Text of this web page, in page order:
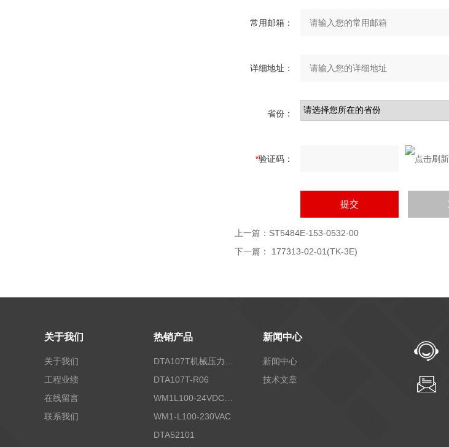
常用邮箱：
详细地址：
省份：
*验证码：
上一篇： ST5484E-153-0532-00
下一篇： 177313-02-01(TK-3E)
关于我们
关于我们
工程业绩
在线留言
联系我们
热销产品
DTA107T-R06
WM1-L100-230VAC
DTA52101
新闻中心
新闻中心
技术文章